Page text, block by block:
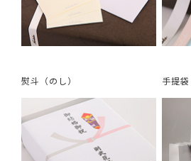
熨斗（のし） 手提袋